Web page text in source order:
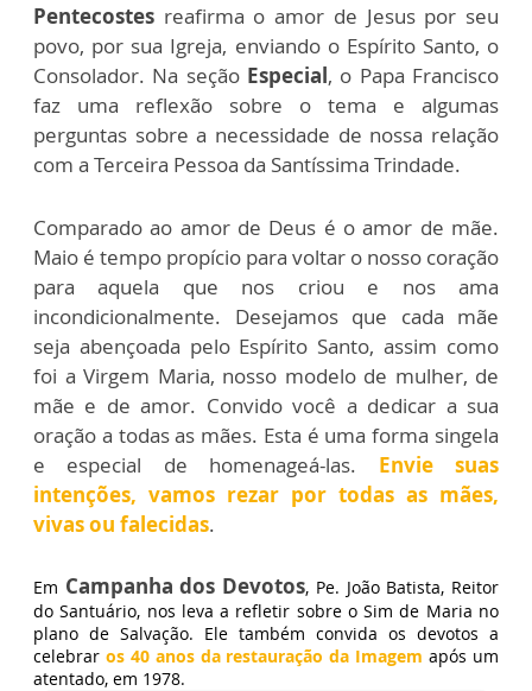
Pentecostes reafirma o amor de Jesus por seu
povo, por sua Igreja, enviando o Espírito Santo, o
Consolador. Na seção Especial, o Papa Francisco
faz uma reflexão sobre o tema e algumas
perguntas sobre a necessidade de nossa relação
com a Terceira Pessoa da Santíssima Trindade.
Comparado ao amor de Deus é o amor de mãe.
Maio é tempo propício para voltar o nosso coração
para aquela que nos criou e nos ama
incondicionalmente. Desejamos que cada mãe
seja abençoada pelo Espírito Santo, assim como
foi a Virgem Maria, nosso modelo de mulher, de
mãe e de amor. Convido você a dedicar a sua
oração a todas as mães. Esta é uma forma singela
e especial de homenageá-las. Envie suas
intenções, vamos rezar por todas as mães,
vivas ou falecidas.
Em Campanha dos Devotos, Pe. João Batista, Reitor
do Santuário, nos leva a refletir sobre o Sim de Maria no
plano de Salvação. Ele também convida os devotos a
celebrar os 40 anos da restauração da Imagem após um
atentado, em 1978.